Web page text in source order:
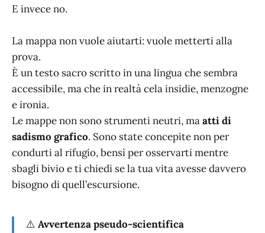
E invece no.
La mappa non vuole aiutarti: vuole metterti alla
prova.
È un testo sacro scritto in una lingua che sembra
accessibile, ma che in realtà cela insidie, menzogne
e ironia.
Le mappe non sono strumenti neutri, maatti di
sadismo grafico. Sono state concepite non per
condurti al rifugio, bensì per osservarti mentre
sbagli bivio e ti chiedi se la tua vita avesse davvero
bisogno di quell’escursione.
⚠️ Avvertenza pseudo-scientifica